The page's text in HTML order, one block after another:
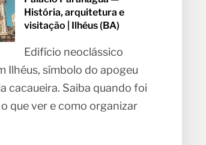
História, arquitetura e
visitação | Ilhéus (BA)
Edifício neoclássico
Ilhéus, símbolo do apogeu
cacaueira. Saiba quando foi
que ver e como organizar